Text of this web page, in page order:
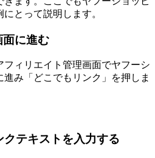
とって説明します。
面に進む
フィリエイト管理画面でヤフーシ
み「どこでもリンク」を押しま
テキストを入力する